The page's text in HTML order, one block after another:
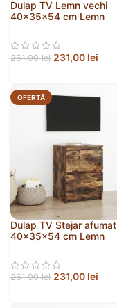
Dulap TV Lemn vechi
40x35x54 cm Lemn
261,99lei 231,00 lei
OFERTĂ
Dulap TV Stejar afumat
40x35x54 cm Lemn
261,99lei 231,00 lei